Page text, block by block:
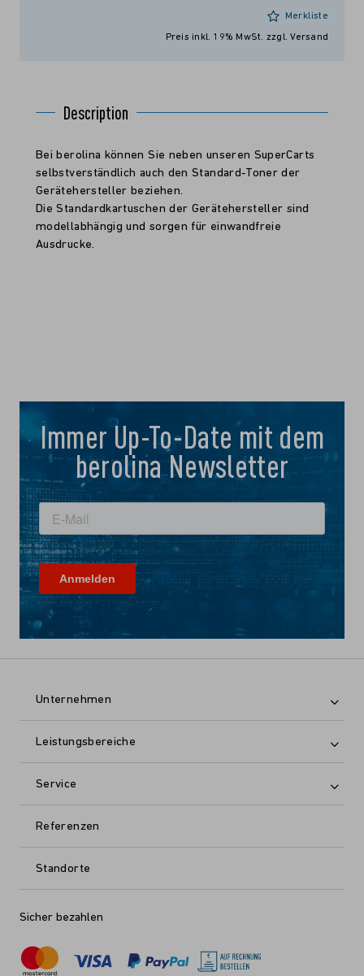
Merkliste
Preis inkl. 19% MwSt. zzgl. Versand
Description
Bei berolina können Sie neben unseren SuperCarts
selbstverständlich auch den Standard-Toner der
Gerätehersteller beziehen.
Die Standardkartuschen der Gerätehersteller sind
modellabhängig und sorgen für einwandfreie
Ausdrucke.
Immer Up-To-Date mit dem
berolina Newsletter
Unternehmen
Leistungsbereiche
Service
Referenzen
Standorte
Sicher bezahlen